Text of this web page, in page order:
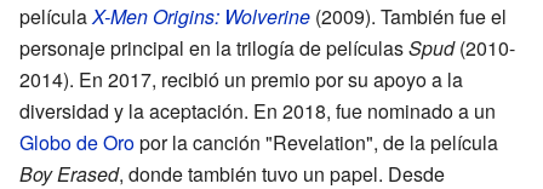
películaX-Men Origins: Wolverine (2009). También fue el
personaje principal en la trilogía de películasSpud(2010-
2014). En 2017, recibió un premio por su apoyo a la
diversidad y la aceptación. En 2018, fue nominado a un
Globo de Oropor la canción "Revelation", de la película
Boy Erased, donde también tuvo un papel. Desde